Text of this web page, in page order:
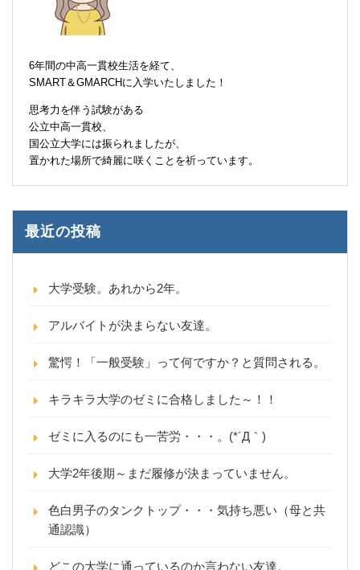
6年間の中高一貫校生活を経て、
SMART＆GMARCHに入学いたしました！
思考力を伴う試験がある
公立中高一貫校、
国公立大学には振られましたが、
置かれた場所で綺麗に咲くことを祈っています。
最近の投稿
大学受験。あれから2年。
アルバイトが決まらない友達。
驚愕！「一般受験」って何ですか？と質問される。
キラキラ大学のゼミに合格しました～！！
ゼミに入るのにも一苦労・・・。(*´Д｀)
大学2年後期～まだ履修が決まっていません。
色白男子のタンクトップ・・・気持ち悪い（母と共
通認識）
どこの大学に通っているのか言わない友達。